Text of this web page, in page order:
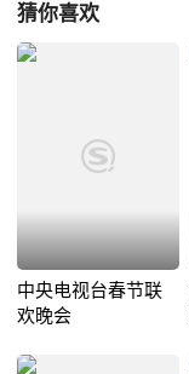
猜你喜欢
中央电视台春节联
欢晚会